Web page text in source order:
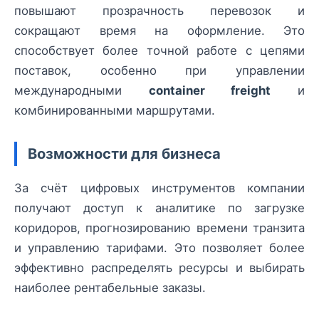
повышают прозрачность перевозок и
сокращают время на оформление. Это
способствует более точной работе с цепями
поставок, особенно при управлении
международными container freight и
комбинированными маршрутами.
Возможности для бизнеса
За счёт цифровых инструментов компании
получают доступ к аналитике по загрузке
коридоров, прогнозированию времени транзита
и управлению тарифами. Это позволяет более
эффективно распределять ресурсы и выбирать
наиболее рентабельные заказы.